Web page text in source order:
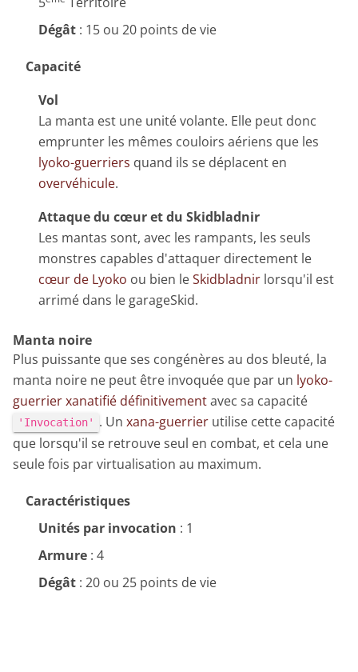
Dégât : 15 ou 20 points de vie
Capacité
Vol
La manta est une unité volante. Elle peut donc
emprunter les mêmes couloirs aériens que les
lyoko-guerriers quand ils se déplacent en
overvéhicule.
Attaque du cœur et du Skidbladnir
Les mantas sont, avec les rampants, les seuls
monstres capables d'attaquer directement le
cœur de Lyoko ou bien leSkidbladnir lorsqu'il est
arrimé dans le garageSkid.
Manta noire
Plus puissante que ses congénères au dos bleuté, la
manta noire ne peut être invoquée que par un lyoko-
guerrier xanatifié définitivementavec sa capacité
'Invocation' . Un xana-guerrier utilise cette capacité
que lorsqu'il se retrouve seul en combat, et cela une
seule fois par virtualisation au maximum.
Caractéristiques
Unités par invocation : 1
Armure : 4
Dégât : 20 ou 25 points de vie